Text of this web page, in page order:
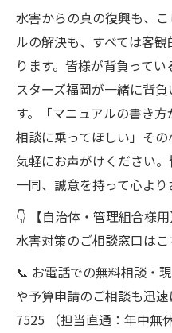
水害からの真の復興も、
ルの解決も、すべては客
ります。皆様が背負って
スターズ福岡が一緒に背
す。「マニュアルの書き
相談に乗ってほしい」そ
気軽にお声がけください
一同、誠意を持って心より
👇 【自治体・管理組合様
水害対策のご相談窓口はこ
📞 お電話での無料相談・
や予算申請のご相談も迅
7525 （担当直通：年中無